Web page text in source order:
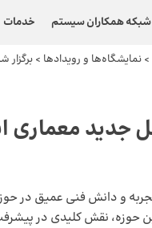
شبکه‌ همکاران سیستم خدمات
> نمایشگاه‌ها و رویدادها >
جدید معماری
و دانش فنی عمیق در
حوزه، نقش کلیدی در